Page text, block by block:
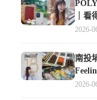
｜
2026-
南投
樣逛
2026-